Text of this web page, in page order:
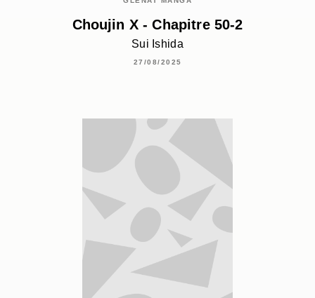
Choujin X - Chapitre 50-2
Sui Ishida
27/08/2025